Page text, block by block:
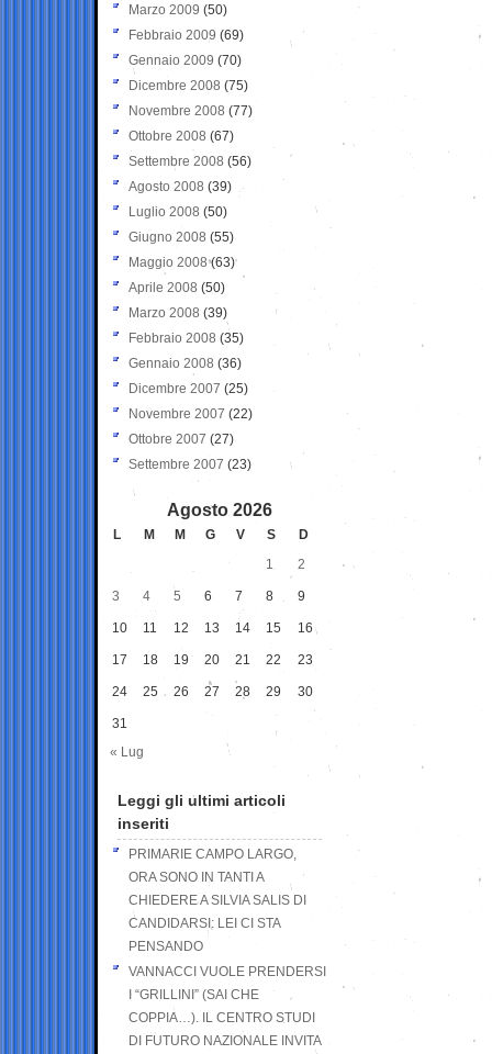
Marzo 2009 (50)
Febbraio 2009 (69)
Gennaio 2009 (70)
Dicembre 2008 (75)
Novembre 2008 (77)
Ottobre 2008 (67)
Settembre 2008 (56)
Agosto 2008 (39)
Luglio 2008 (50)
Giugno 2008 (55)
Maggio 2008(63)
Aprile 2008 (50)
Marzo 2008 (39)
Febbraio 2008 (35)
Gennaio 2008 (36)
Dicembre 2007 (25)
Novembre 2007 (22)
Ottobre 2007 (27)
Settembre 2007 (23)
Agosto 2026
L M M G V S
D
1
2
3 4 5 6 7 8 9
10 11 12 13 14 15 16
17 18 19 20 21 22 23
24 25 26 27 28 29 30
31
« Lug
Leggi gli ultimi articoli
inseriti
PRIMARIE CAMPO LARGO,
ORA SONO IN TANTI A
CHIEDERE A SILVIA SALIS DI
CANDIDARSI: LEI CI STA
PENSANDO
VANNACCI VUOLE PRENDERSI
I “GRILLINI” (SAI CHE
COPPIA…). IL CENTRO STUDI
DI FUTURO NAZIONALE INVITA